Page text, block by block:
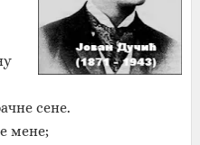
сене.
мене;